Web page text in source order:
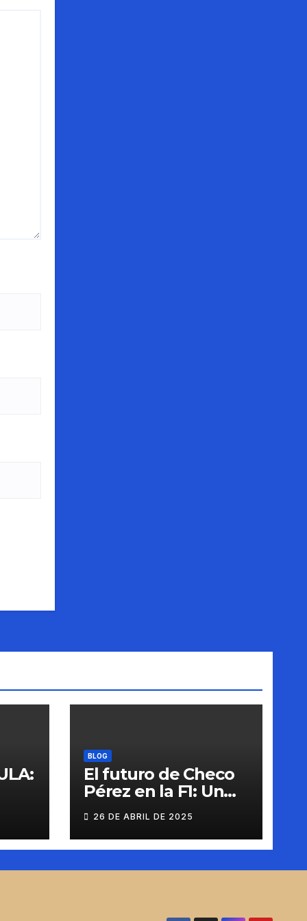
BLOG
El futuro de Checo
Pérez en la F1: Un
giro histórico con
Cadillac para 2026
26 DE ABRIL DE 2025